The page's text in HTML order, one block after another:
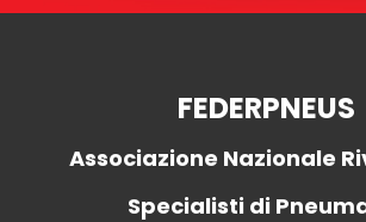
FEDERPNEUS
Associazione Nazionale
Specialisti di